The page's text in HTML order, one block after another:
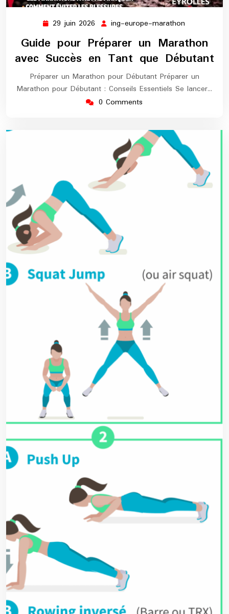
29 juin 2026 29
juin
2026
ing-europe-marathon
europe-
marathon
Guide pour Préparer un Marathon
avec Succès en Tant que Débutant
Préparer un Marathon pour Débutant Préparer un
Marathon pour Débutant : Conseils Essentiels Se lancer…
0 Comments